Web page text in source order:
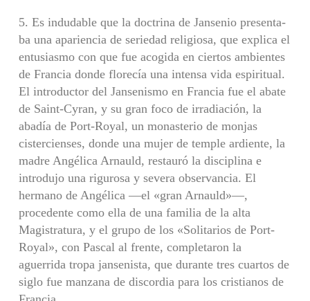
5. Es indudable que la doctrina de Jansenio presenta­
ba una apariencia de seriedad religiosa, que explica el
en­tusiasmo con que fue acogida en ciertos ambientes
de Francia donde florecía una intensa vida espiritual.
El intro­ductor del Jansenismo en Francia fue el abate
de Saint-Cyran, y su gran foco de irradiación, la
abadía de Port-Royal, un monasterio de monjas
cistercienses, donde una mujer de temple ardiente, la
madre Angélica Arnauld, res­tauró la disciplina e
introdujo una rigurosa y severa obser­vancia. El
hermano de Angélica —el «gran Arnauld»—,
procedente como ella de una familia de la alta
Magistratu­ra, y el grupo de los «Solitarios de Port-
Royal», con Pascal al frente, completaron la
aguerrida tropa jansenista, que durante tres cuartos de
siglo fue manzana de discordia para los cristianos de